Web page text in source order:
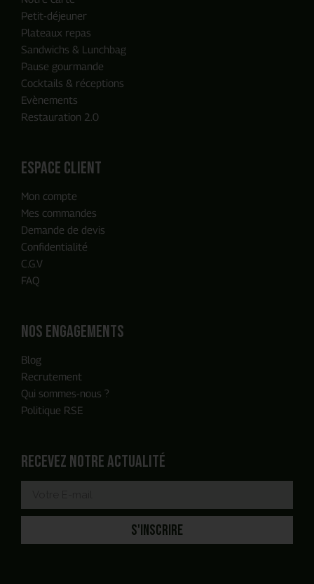
Notre équipe reviendra vers vous
en moins de 24h, c'est promis
Petit-déjeuner
Plateaux repas
Sandwichs & Lunchbag
Pause gourmande
Cocktails & réceptions
Evènements
Restauration 2.0
espace client
Mon compte
Mes commandes
Demande de devis
Confidentialité
C.G.V
FAQ
Nos engagements
Blog
Recrutement
Qui sommes-nous ?
Politique RSE
Recevez notre actualité
S'INSCRIRE